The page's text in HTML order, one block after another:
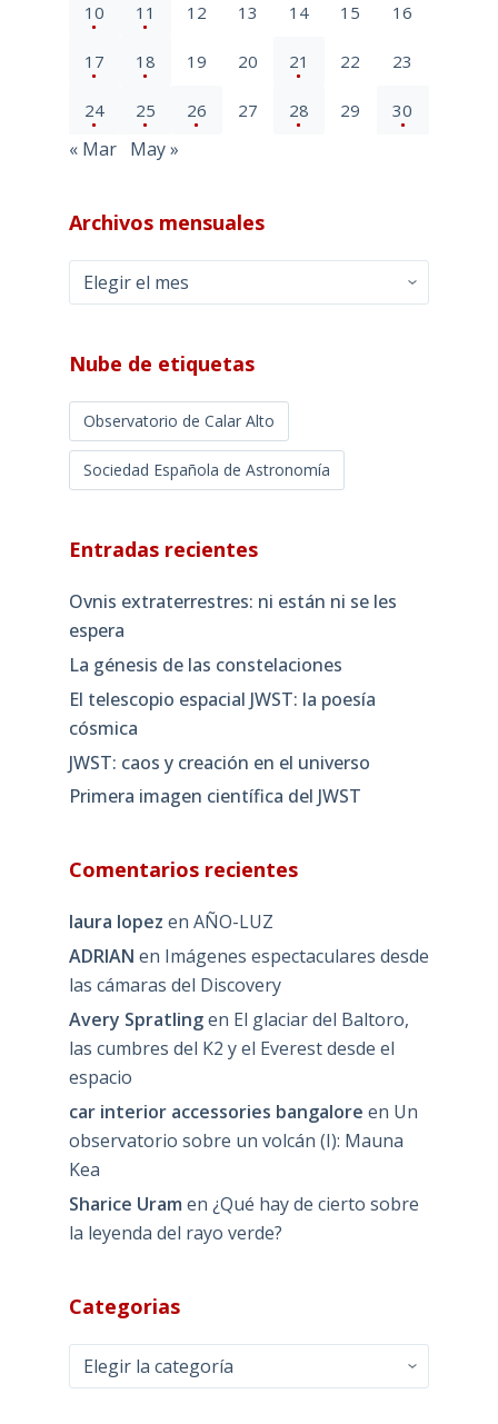
10 11 12 13 14 15 16
17 18 19 20 21 22 23
24 25 26 27 28 29 30
« Mar May »
Archivos mensuales
Archivos
mensuales
Nube de etiquetas
Observatorio de Calar Alto
Sociedad Española de Astronomía
Entradas recientes
Ovnis extraterrestres: ni están ni se les
espera
La génesis de las constelaciones
El telescopio espacial JWST: la poesía
cósmica
JWST: caos y creación en el universo
Primera imagen científica del JWST
Comentarios recientes
laura lopez en AÑO-LUZ
ADRIAN en Imágenes espectaculares desde
las cámaras del Discovery
Avery Spratlingen El glaciar del Baltoro,
las cumbres del K2 y el Everest desde el
espacio
car interior accessories bangalore en Un
observatorio sobre un volcán (I): Mauna
Kea
Sharice Uram en ¿Qué hay de cierto sobre
la leyenda del rayo verde?
Categorias
Categorias